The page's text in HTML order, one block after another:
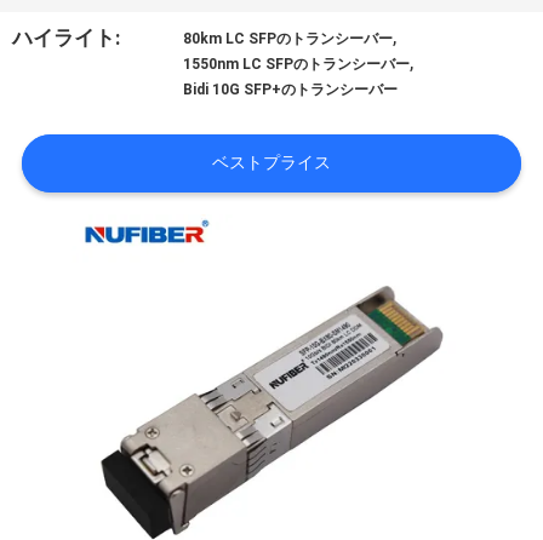
工
行
ハイライト: 80km LC SFPのトランシーバー,
1550nm LC SFPのトランシーバー,
Bidi 10G SFP+のトランシーバー
ベストプライス